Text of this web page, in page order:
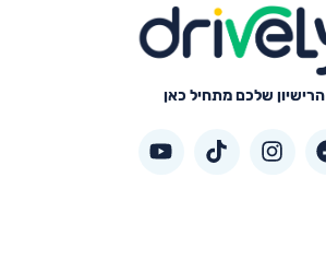
הרישיון שלכם מתחיל כאן